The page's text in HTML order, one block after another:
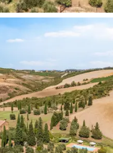
位於耕地和自然
卡納鄉村的緩慢
有蟬鳴打破寧
提供放鬆的時
的田野景色。